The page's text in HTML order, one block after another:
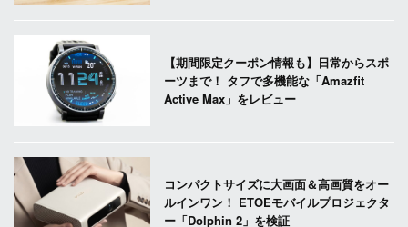
【期間限定クーポン情報も】日常からスポ
ーツまで！ タフで多機能な「Amazfit
Active Max」をレビュー
コンパクトサイズに大画面＆高画質をオー
ルインワン！ ETOEモバイルプロジェクタ
ー「Dolphin 2」を検証